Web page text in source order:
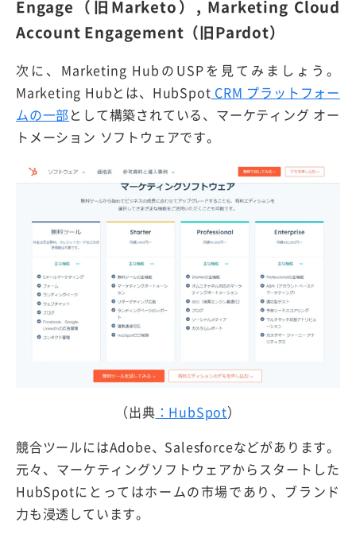
Engage（旧Marketo）, Marketing Cloud
Account Engagement（旧Pardot）
次に、Marketing HubのUSPを見てみましょう。
Marketing Hubとは、HubSpot CRM プラットフォー
ムの一部として構築されている、マーケティング オー
トメーション ソフトウェアです。
（出典 ：HubSpot）
競合ツールにはAdobe、Salesforceなどがあります。
元々、マーケティングソフトウェアからスタートした
HubSpotにとってはホームの市場であり、ブランド
力も浸透しています。